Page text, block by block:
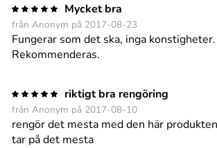
Mycket bra
från Anonym på 2017-08-23
Fungerar som det ska, inga konstigheter.
Rekommenderas.
riktigt bra rengöring
från Anonym på 2017-08-10
rengör det mesta med den här produkten
tar på det mesta